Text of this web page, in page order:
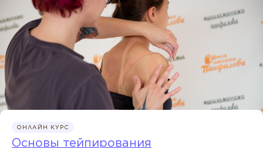
ОНЛАЙН КУРС
Основы тейпирования